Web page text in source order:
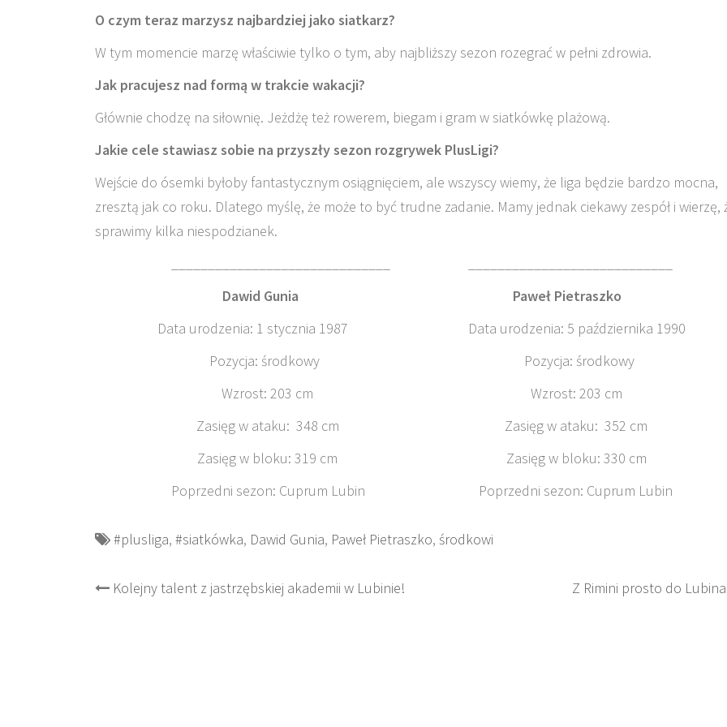
O czym teraz marzysz najbardziej jako siatkarz?
W tym momencie marzę właściwie tylko o tym, aby najbliższy sezon rozegrać w pełni zdrowia.
Jak pracujesz nad formą w trakcie wakacji?
Głównie chodzę na siłownię. Jeżdżę też rowerem, biegam i gram w siatkówkę plażową.
Jakie cele stawiasz sobie na przyszły sezon rozgrywek PlusLigi?
Wejście do ósemki byłoby fantastycznym osiągnięciem, ale wszyscy wiemy, że liga będzie bardzo mocna,
zresztą jak co roku. Dlatego myślę, że może to być trudne zadanie. Mamy jednak ciekawy zespół i wierzę,
sprawimy kilka niespodzianek.
Dawid Gunia Paweł Pietraszko
Data urodzenia: 1 stycznia 1987 Data urodzenia: 5 października 1990
Pozycja: środkowy Pozycja: środkowy
Wzrost: 203 cm Wzrost: 203 cm
Zasięg w ataku: 348 cm Zasięg w ataku: 352 cm
Zasięg w bloku: 319 cm Zasięg w bloku: 330 cm
Poprzedni sezon: Cuprum Lubin Poprzedni sezon: Cuprum Lubin
#plusliga, #siatkówka, Dawid Gunia, Paweł Pietraszko, środkowi
Post
Kolejny talent z jastrzębskiej akademii w Lubinie! Z Rimini prosto do